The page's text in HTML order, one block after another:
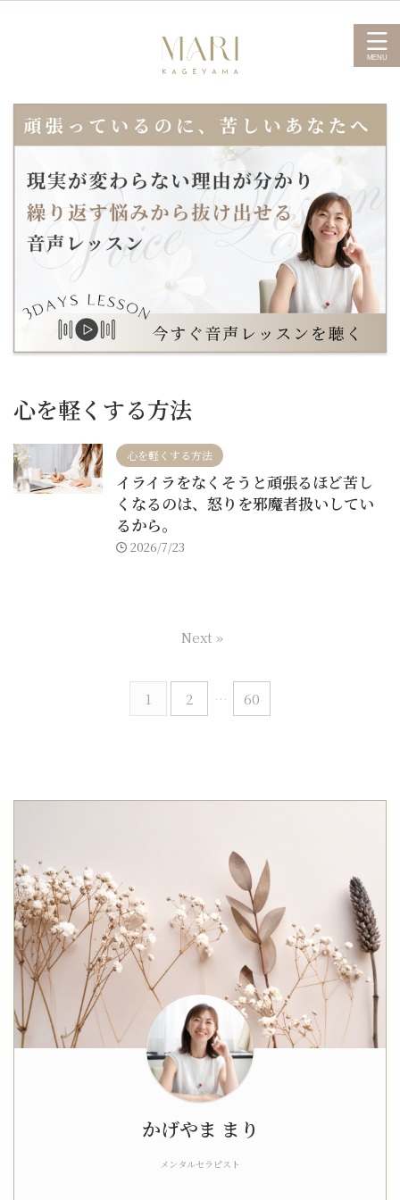
心を軽くする方法
心を軽くする方法
イライラをなくそうと頑張るほど苦し
くなるのは、怒りを邪魔者扱いしてい
るから。
2026/7/23
1 2 … 60
Next »
かげやま まり
メンタルセラピスト